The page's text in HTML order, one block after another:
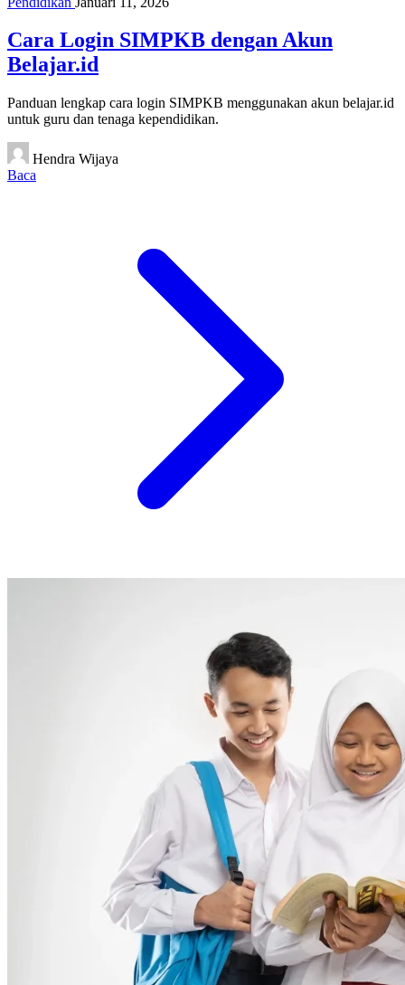
Cara Login SIMPKB dengan Akun
Belajar.id
Panduan lengkap cara login SIMPKB menggunakan akun belajar.id
untuk guru dan tenaga kependidikan.
Hendra Wijaya
Baca